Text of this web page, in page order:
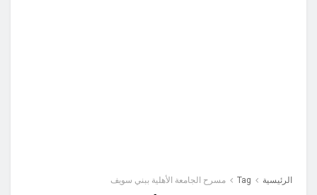
الرئيسية Tag مسرح الجامعة الأهلية ببني سويف